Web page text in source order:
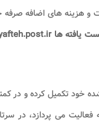
و هزینه های اضافه
یافته ها
خود تکمیل کرده و در
فعالیت می پردازد، در